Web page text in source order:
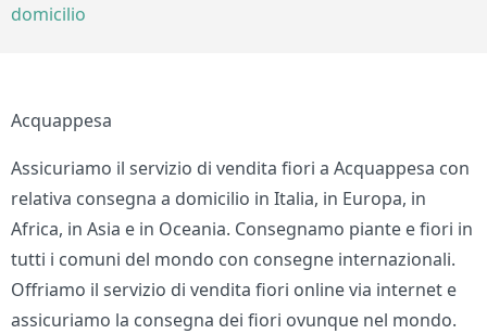
domicilio
Acquappesa
Assicuriamo il servizio di vendita fiori a Acquappesa con
relativa consegna a domicilio in Italia, in Europa, in
Africa, in Asia e in Oceania. Consegnamo piante e fiori in
tutti i comuni del mondo con consegne internazionali.
Offriamo il servizio di vendita fiori online via internet e
assicuriamo la consegna dei fiori ovunque nel mondo.